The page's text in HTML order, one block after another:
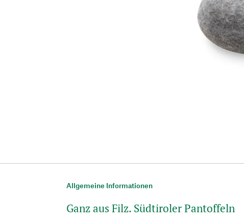
Allgemeine Informationen
Ganz aus Filz. Südtiroler Pantoffeln